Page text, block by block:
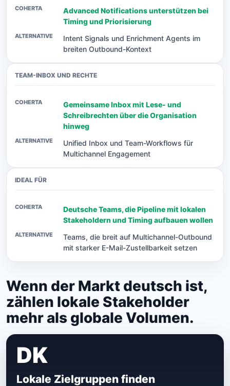
Advanced Notifications unterstützen bei
Timing und Priorisierung
Intent Signals und Enrichment Agents im
breiten Outbound-Kontext
TEAM-INBOX UND RECHTE
Gemeinsame Inbox mit Lese- und
Schreibrechten über die Organisation
hinweg
Unified Inbox und Team-Workflows für
Multichannel Engagement
IDEAL FÜR
Deutsche Teams, die Pipeline mit lokalen
Stakeholdern und Timing aufbauen wollen
Teams, die breit auf Multichannel-Outbound
mit starker E-Mail-Zustellbarkeit setzen
Wenn der Markt deutsch ist,
zählen lokale Stakeholder
mehr als globale Volumen.
DK
Lokale Zielgruppen finden